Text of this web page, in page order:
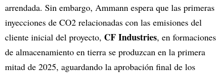
arrendada. Sin embargo, Ammann espera que las primeras
inyecciones de CO2 relacionadas con las emisiones del
cliente inicial del proyecto, CF Industries, en formaciones
de almacenamiento en tierra se produzcan en la primera
mitad de 2025, aguardando la aprobación final de los